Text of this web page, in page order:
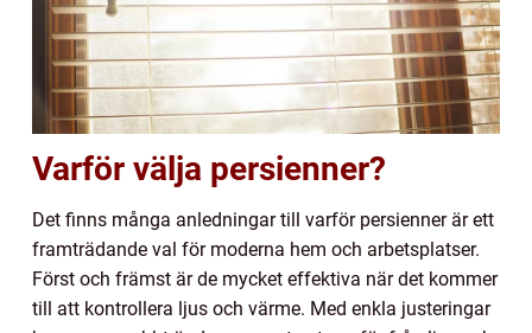
Varför välja persienner?
Det finns många anledningar till varför persienner är ett
framträdande val för moderna hem och arbetsplatser.
Först och främst är de mycket effektiva när det kommer
till att kontrollera ljus och värme. Med enkla justeringar